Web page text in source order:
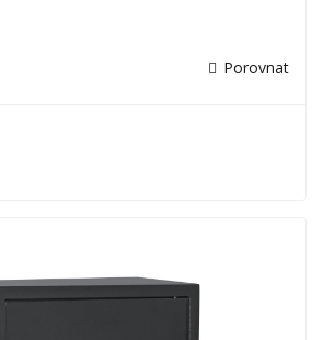
Porovnat